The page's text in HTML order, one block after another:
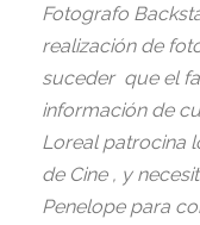
Fotografo
realización de
suceder que el
información de
Loreal patrocina
de Cine , y
Penelope para